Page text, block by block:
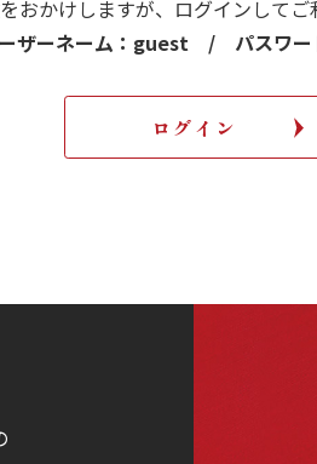
おかけしますが、 ログインしてご
ザーネーム：guest / パスワー